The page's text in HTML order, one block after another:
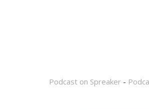
Podcast on Spreaker-